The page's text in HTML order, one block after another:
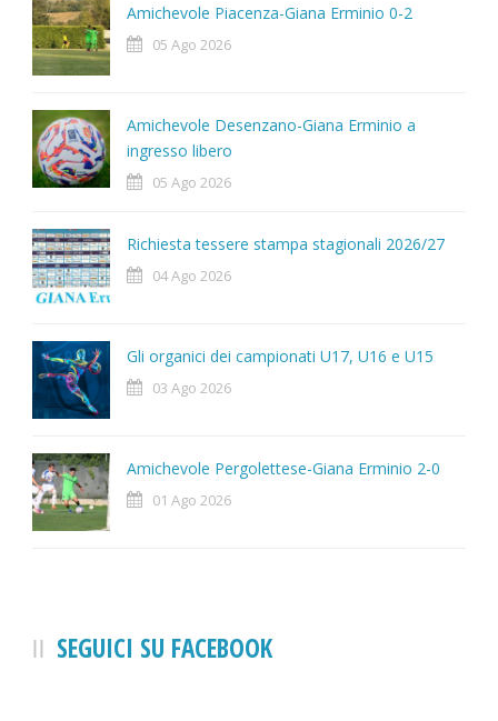
Amichevole Piacenza-Giana Erminio 0-2
05 Ago 2026
Amichevole Desenzano-Giana Erminio a
ingresso libero
05 Ago 2026
Richiesta tessere stampa stagionali 2026/27
04 Ago 2026
Gli organici dei campionati U17, U16 e U15
03 Ago 2026
Amichevole Pergolettese-Giana Erminio 2-0
01 Ago 2026
SEGUICI SU FACEBOOK